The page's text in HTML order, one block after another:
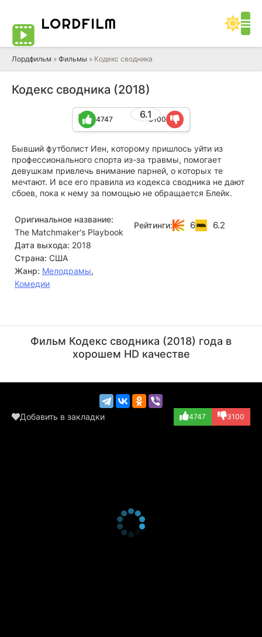
LORDFILM
Лордфильм » Фильмы » Кодекс сводника
Кодекс сводника (2018)
6.1
4747 3100
Бывший футболист Иен, которому пришлось уйти из
профессионального спорта из-за травмы, помогает
девушкам привлечь внимание парней, о которых те
мечтают. И все его правила из кодекса сводника не дают
сбоев, пока к нему за помощью не обращается Блейк.
Оригинальное название:
The Matchmaker's Playbook
Дата выхода: 2018
Страна: США
Жанр: Мелодрамы,
Комедии
Рейтинги: 6 6.2
(Victoria's Secr...)
Фильм Кодекс сводника (2018) года в
хорошем HD качестве
Добавить в закладки 4747 3100